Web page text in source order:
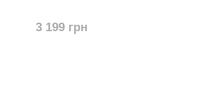
3 199 грн